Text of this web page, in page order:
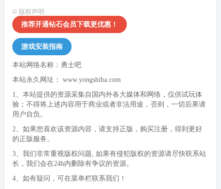
© 版权声明
推荐开通钻石会员下载更优惠！
游戏安装指南
本站网络名称：勇士吧
本站永久网址： www.yongshiba.com
1、本站提供的资源采集自国内外各大媒体和网络，仅供试玩体
验；不得将上述内容用于商业或者非法用途，否则，一切后果请
用户自负。
2、如果您喜欢该资源内容，请支持正版，购买注册，得到更好
的正版服务。
3、我们非常重视版权问题, 如果有侵犯版权的资源请尽快联系站
长，我们会在24h内删除有争议的资源。
4、如有疑问，可在菜单栏联系我们！